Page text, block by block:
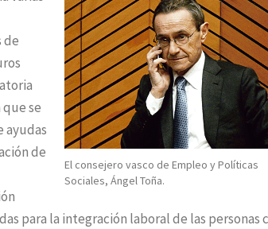
El consejero vasco de Empleo y Políticas
Sociales, Ángel Toña.
de
se
ayudas
de
para la integración laboral de las personas